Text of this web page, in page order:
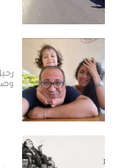
رحيل الشاعر
وصية منفى لم